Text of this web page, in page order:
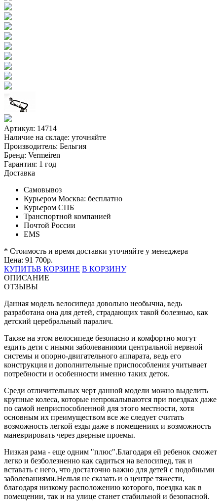
Артикул: 14714
Наличие на складе: уточняйте
Производитель: Бельгия
Бренд: Vermeiren
Гарантия: 1 год
Доставка
Самовывоз
Курьером Москва: бесплатно
Курьером СПБ
Транспортной компанией
Почтой России
EMS
* Стоимость и время доставки уточняйте у менеджера
Цена: 91 700р.
КУПИТЬВ КОРЗИНЕ В КОРЗИНУ
ОПИСАНИЕ
ОТЗЫВЫ
Данная модель велосипеда довольно необычна, ведь
разработана она для детей, страдающих такой болезнью, как
детский церебральный паралич.
Также на этом велосипеде безопасно и комфортно могут
ездить дети с иными заболеваниями центральной нервной
системы и опорно-двигательного аппарата, ведь его
конструкция и дополнительные приспособления учитывает
потребности и особенности именно таких деток.
Среди отличительных черт данной модели можно выделить
крупные колеса, которые непрокалываются при поездках даже
по самой неприспособленной для этого местности, хотя
основным их преимуществом все же следует считать
возможность легкой езды даже в помещениях и возможность
маневрировать через дверные проемы.
Низкая рама - еще одним "плюс".Благодаря ей ребенок сможет
легко и безболезненно как садиться на велосипед, так и
вставать с него, что достаточно важно для детей с подобными
заболеваниями.Нельзя не сказать и о центре тяжести,
благодаря низкому расположению которого, поездка как в
помещении, так и на улице станет стабильной и безопасной.